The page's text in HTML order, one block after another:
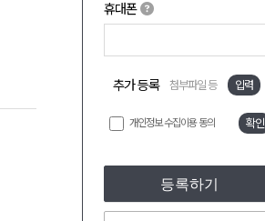
휴대폰
추가 등록 첨부파일 등 입력
개인정보 수집이용 동의 확인
등록하기